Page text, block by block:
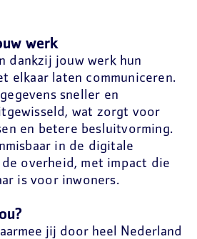
werk
dankzij jouw werk hun
elkaar laten communiceren.
sneller en
wat zorgt voor
en betere besluitvorming.
in de digitale
overheid, met impact die
is voor inwoners.
jij door heel Nederland